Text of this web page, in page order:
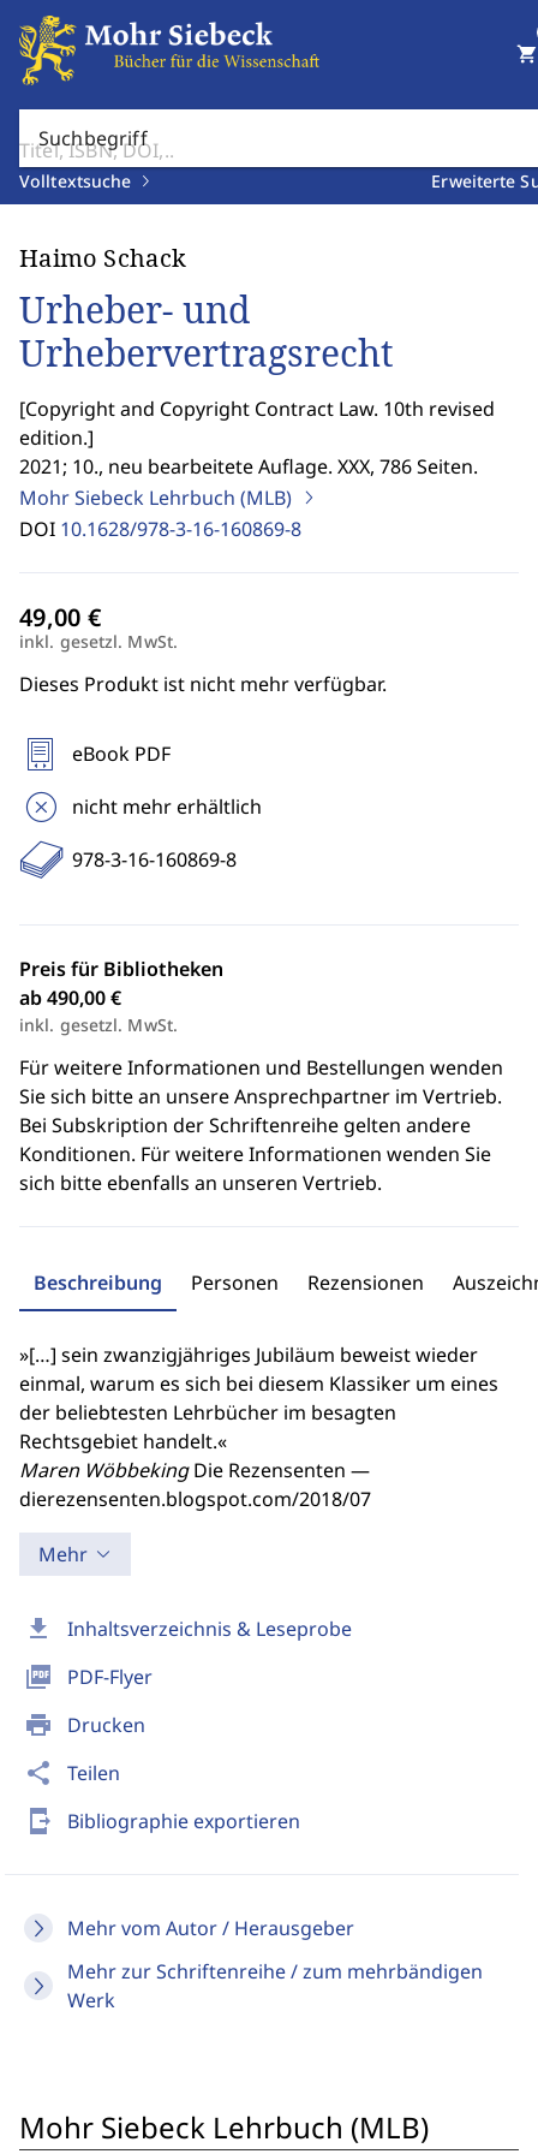
Suchbegriff
Volltextsuche Erweiterte
shopping_cart
download Inhaltsverzeichnis & Leseprobe
picture_as_pdf PDF-Flyer
print Drucken
share Teilen
send_to_mobile Bibliographie exportieren
Mehr vom Autor / Herausgeber
Mehr zur Schriftenreihe / zum mehrbändigen
Werk
Haimo Schack
Urheber- und
Urhebervertragsrecht
[Copyright and Copyright Contract Law. 10th revised
edition.]
2021; 10., neu bearbeitete Auflage. XXX, 786 Seiten.
Mohr Siebeck Lehrbuch (MLB)
DOI 10.1628/978-3-16-160869-8
inkl. gesetzl. MwSt.
Dieses Produkt ist nicht mehr verfügbar.
eBook PDF
nicht mehr erhältlich
978-3-16-160869-8
Preis für Bibliotheken
ab 490,00 €
inkl. gesetzl. MwSt.
Für weitere Informationen und Bestellungen wenden
Sie sich bitte an unsere Ansprechpartner im Vertrieb.
Bei Subskription der Schriftenreihe gelten andere
Konditionen. Für weitere Informationen wenden Sie
sich bitte ebenfalls an unseren Vertrieb.
Beschreibung Personen Rezensionen
»[…] sein zwanzigjähriges Jubiläum beweist wieder
einmal, warum es sich bei diesem Klassiker um eines
der beliebtesten Lehrbücher im besagten
Rechtsgebiet handelt.«
Maren WöbbekingDie Rezensenten —
dierezensenten.blogspot.com/2018/07
Mehr
Mohr Siebeck Lehrbuch (MLB)